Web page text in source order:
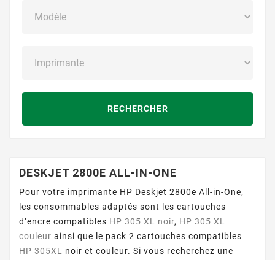
RECHERCHER
DESKJET 2800E ALL-IN-ONE
Pour votre imprimante HP Deskjet 2800e All-in-One,
les consommables adaptés sont les cartouches
d’encre compatibles HP 305 XL noir, HP 305 XL
couleur ainsi que le pack 2 cartouches compatibles
HP 305XL
noir et couleur. Si vous recherchez une